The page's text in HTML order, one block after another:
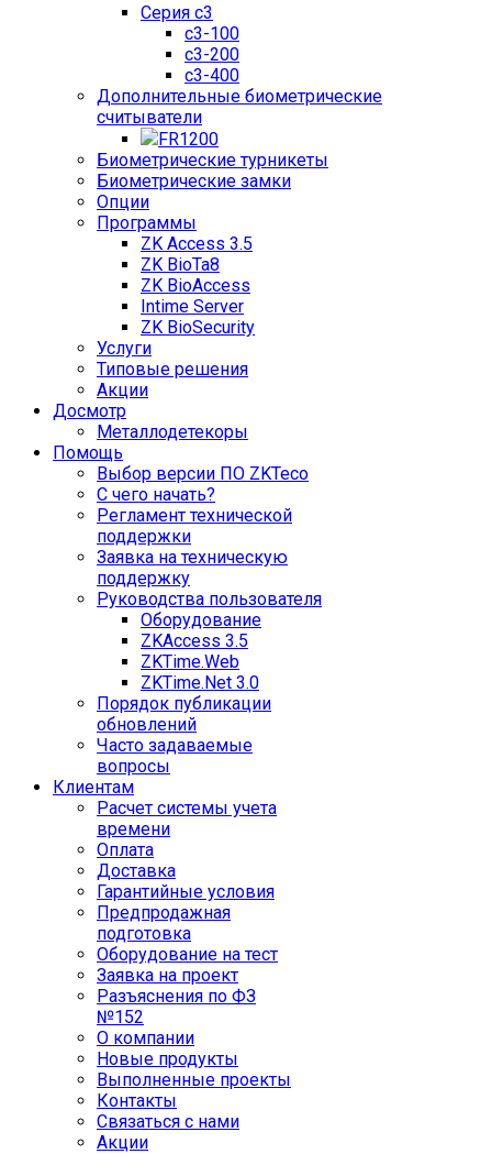
Серия c3
c3-100
c3-200
c3-400
Дополнительные биометрические
считыватели
FR1200
Биометрические турникеты
Биометрические замки
Опции
Программы
ZK Access 3.5
ZK BioTa8
ZK BioAccess
Intime Server
ZK BioSecurity
Услуги
Типовые решения
Акции
Досмотр
Металлодетекоры
Помощь
Выбор версии ПО ZKTeco
С чего начать?
Регламент технической
поддержки
Заявка на техническую
поддержку
Руководства пользователя
Оборудование
ZKAccess 3.5
ZKTime.Web
ZKTime.Net 3.0
Порядок публикации
обновлений
Часто задаваемые
вопросы
Клиентам
Расчет системы учета
времени
Оплата
Доставка
Гарантийные условия
Предпродажная
подготовка
Оборудование на тест
Заявка на проект
Разъяснения по ФЗ
№152
О компании
Новые продукты
Выполненные проекты
Контакты
Связаться с нами
Акции